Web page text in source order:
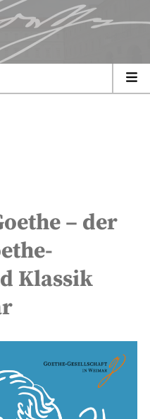
– der
Klassik